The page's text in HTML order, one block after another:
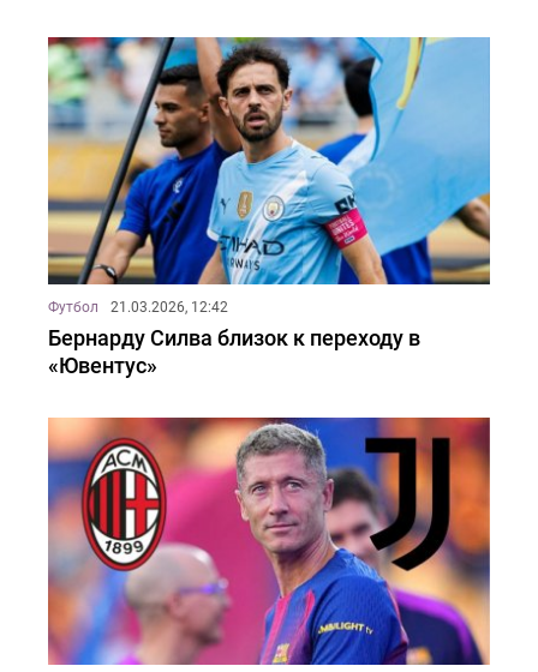
Футбол 21.03.2026, 12:42
Бернарду Силва близок к переходу в
«Ювентус»